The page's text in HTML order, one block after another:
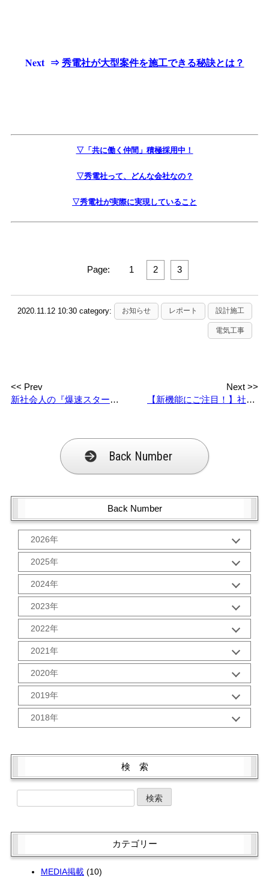
Next ⇒ 秀電社が大型案件を施工できる秘訣とは？
▽「共に働く仲間」積極採用中！
▽秀電社って、どんな会社なの？
▽秀電社が実際に実現していること
Page: 1 2 3
2020.11.12 10:30 category: お知らせ レポート 設計施工
電気工事
<< Prev
新社会人の『爆速スタート』は内定式から始められます！～私は●●でロケットスタートをキメました～
Next >>
【新機能にご注目！】社員一人を育成中？！秀電社HPの使い勝手が上がった新機能６つ！
Back Number
Back Number
2026年
1月 (1)
2025年
10月 (2)
9月 (2)
8月 (2)
7月 (2)
6月 (2)
5月 (3)
4月 (1)
3月 (2)
2月 (2)
1月 (3)
2024年
12月 (1)
11月 (2)
10月 (2)
9月 (2)
8月 (2)
7月 (2)
6月 (2)
5月 (2)
4月 (2)
3月 (1)
2月 (2)
2023年
12月 (2)
11月 (2)
10月 (2)
9月 (2)
8月 (2)
7月 (2)
6月 (2)
5月 (2)
4月 (2)
2022年
12月 (2)
11月 (2)
10月 (3)
9月 (3)
8月 (2)
6月 (2)
5月 (3)
2月 (2)
2021年
12月 (2)
11月 (2)
10月 (2)
9月 (5)
8月 (1)
5月 (2)
3月 (2)
1月 (2)
2020年
12月 (2)
11月 (2)
10月 (2)
9月 (1)
7月 (3)
5月 (2)
4月 (4)
3月 (2)
1月 (2)
2019年
12月 (3)
11月 (1)
7月 (1)
6月 (4)
1月 (2)
2018年
4月 (1)
2月 (4)
検 索
カテゴリー
MEDIA掲載(10)